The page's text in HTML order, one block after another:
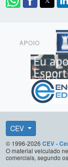
APOIO
CEV
© 1996-2026 CEV -
O material veiculado
comerciais, segundo